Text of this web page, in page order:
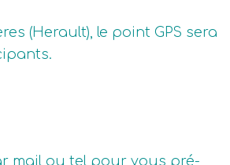
(Herault), le point GPS sera
mail ou tel pour vous pré-